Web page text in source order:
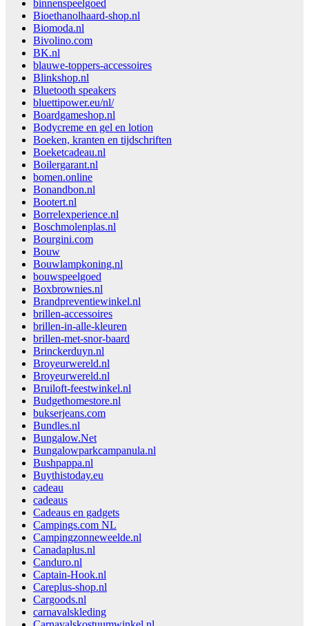
binnenspeelgoed
Bioethanolhaard-shop.nl
Biomoda.nl
Bivolino.com
BK.nl
blauwe-toppers-accessoires
Blinkshop.nl
Bluetooth speakers
bluettipower.eu/nl/
Boardgameshop.nl
Bodycreme en gel en lotion
Boeken, kranten en tijdschriften
Boeketcadeau.nl
Boilergarant.nl
bomen.online
Bonandbon.nl
Bootert.nl
Borrelexperience.nl
Boschmolenplas.nl
Bourgini.com
Bouw
Bouwlampkoning.nl
bouwspeelgoed
Boxbrownies.nl
Brandpreventiewinkel.nl
brillen-accessoires
brillen-in-alle-kleuren
brillen-met-snor-baard
Brinckerduyn.nl
Broyeurwereld.nl
Broyeurwereld.nl
Bruiloft-feestwinkel.nl
Budgethomestore.nl
bukserjeans.com
Bundles.nl
Bungalow.Net
Bungalowparkcampanula.nl
Bushpappa.nl
Buythistoday.eu
cadeau
cadeaus
Cadeaus en gadgets
Campings.com NL
Campingzonneweelde.nl
Canadaplus.nl
Canduro.nl
Captain-Hook.nl
Careplus-shop.nl
Cargoods.nl
carnavalskleding